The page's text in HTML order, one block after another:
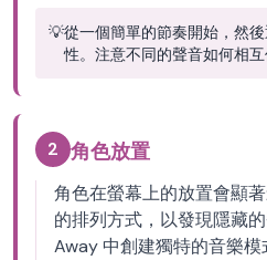
💡從一個簡單的節奏開始，然
性。注意不同的聲音如何相互
2 角色放置
角色在螢幕上的放置會顯
的排列方式，以發現隱藏
Away 中創建獨特的音樂